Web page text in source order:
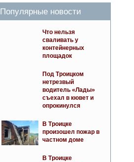
Популярные новости
Что нельзя
сваливать у
контейнерных
площадок
Под Троицком
нетрезвый
водитель «Лады»
съехал в кювет и
опрокинулся
В Троицке
произошел пожар в
частном доме
В Троицке